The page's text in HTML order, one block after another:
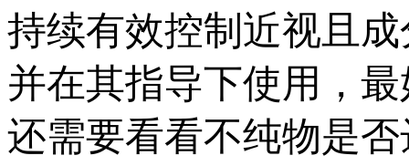
持续有效控制近视且
并在其指导下使用，
还需要看看不纯物是